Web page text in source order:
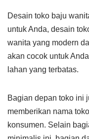
Desain toko baju
untuk Anda, desain
wanita yang modern
akan cocok untuk
lahan yang terbatas.
Bagian depan toko ini
memberikan nama
konsumen. Selain